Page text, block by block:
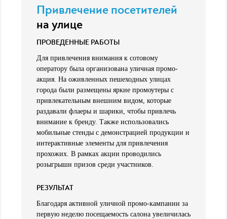
Привлечение посетителей
на улице
ПРОВЕДЕННЫЕ РАБОТЫ
Для привлечения внимания к сотовому
оператору была организована уличная промо-
акция. На оживленных пешеходных улицах
города были размещены яркие промоутеры с
привлекательным внешним видом, которые
раздавали флаеры и шарики, чтобы привлечь
внимание к бренду. Также использовались
мобильные стенды с демонстрацией продукции и
интерактивные элементы для привлечения
прохожих. В рамках акции проводились
розыгрыши призов среди участников.
РЕЗУЛЬТАТ
Благодаря активной уличной промо-кампании за
первую неделю посещаемость салона увеличилась